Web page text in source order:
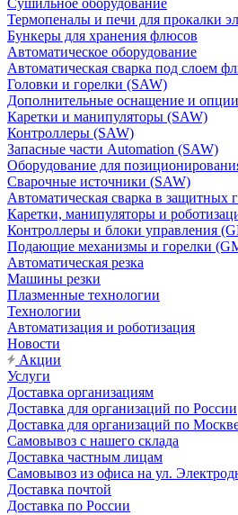
Сушильное оборудование
Термопеналы и печи для прокалки
Бункеры для хранения флюсов
Автоматическое оборудование
Автоматическая сварка под слоем
Головки и горелки (SAW)
Дополнительные оснащение и
Каретки и манипуляторы (SAW)
Контроллеры (SAW)
Запасные части Automation (SAW)
Оборудование для
Сварочные источники (SAW)
Автоматическая сварка в защитных
Каретки, манипуляторы и
Контроллеры и блоки управления
Подающие механизмы и горелки
Автоматическая резка
Машины резки
Плазменные технологии
Технологии
Автоматизация и роботизация
Новости
Акции
Услуги
Доставка организациям
Доставка для организаций по России
Доставка для организаций по
Самовывоз с нашего склада
Доставка частным лицам
Самовывоз из офиса на ул.
Доставка почтой
Доставка по России